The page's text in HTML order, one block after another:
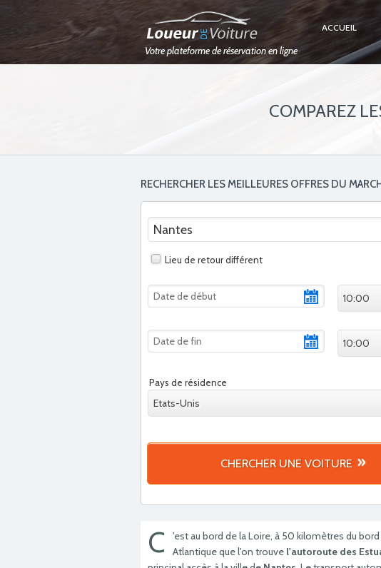
ACCUEIL
Votre plateforme de réservation en ligne
COMPAREZ
RECHERCHER LES MEILLEURES OFFRES DU
Lieu de retour différent
10:00
10:00
Pays de résidence
Etats-Unis
CHERCHER UNE VOITURE
C
'est au bord de la Loire, à 50 kilomètres du
Atlantique que l'on trouve l'autoroute des